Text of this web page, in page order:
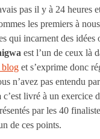
pas il y à 24 heures
les premiers à
qui incarnent des
est l’un de ceux là
blog et s’exprime donc
n’avez pas entendu
c’est livré à un exercice
par les 40
de ces points.